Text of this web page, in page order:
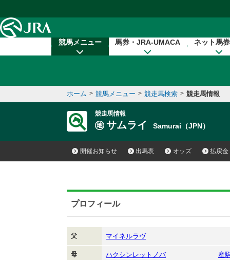
競馬メニュー 馬券・JRA-UMACA ネット馬
ホーム > 競馬メニュー > 競走馬検索 > 競走馬情報
競走馬情報
サムライ Samurai（JPN）
開催お知らせ 出馬表 オッズ 払戻金
プロフィール
父 マイネルラヴ
母 ハクシンレットノバ 産